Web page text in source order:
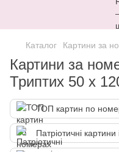
Каталог Картини за
Картини за
Триптих 50 х
ТОП картин по
Патріотичні картини